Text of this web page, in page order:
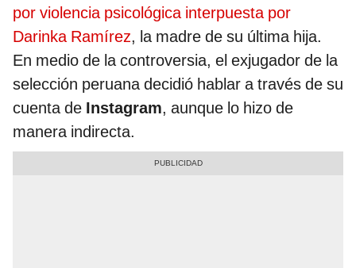
por violencia psicológica interpuesta por
Darinka Ramírez, la madre de su última hija.
En medio de la controversia, el exjugador de la
selección peruana decidió hablar a través de su
cuenta de Instagram, aunque lo hizo de
manera indirecta.